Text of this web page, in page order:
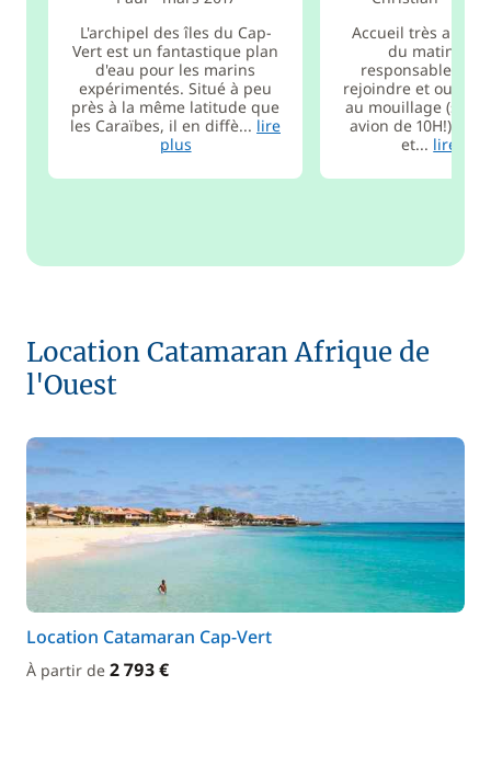
L'archipel des îles du Cap-
Vert est un fantastique plan
d'eau pour les marins
expérimentés. Situé à peu
près à la même latitude que
les Caraïbes, il en diffè... lire
plus
Accueil très
du matin,
responsable
rejoindre et ouvrir
au mouillage
avion de 10H!).
et... lire
Location Catamaran Afrique de
l'Ouest
Location Catamaran Cap-Vert
À partir de 2 793 €